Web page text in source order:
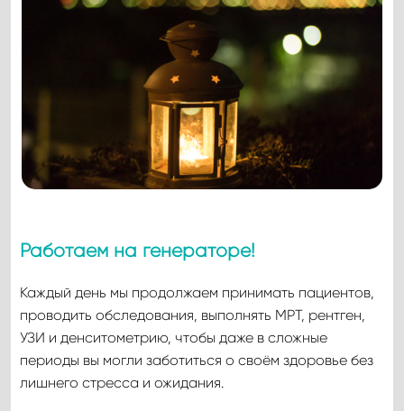
Работаем на генераторе!
Каждый день мы продолжаем принимать пациентов,
проводить обследования, выполнять МРТ, рентген,
УЗИ и денситометрию, чтобы даже в сложные
периоды вы могли заботиться о своём здоровье без
лишнего стресса и ожидания.